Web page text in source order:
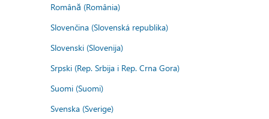
Română (România)
Slovenčina (Slovenská republika)
Slovenski (Slovenija)
Srpski (Rep. Srbija i Rep. Crna Gora)
Suomi (Suomi)
Svenska (Sverige)